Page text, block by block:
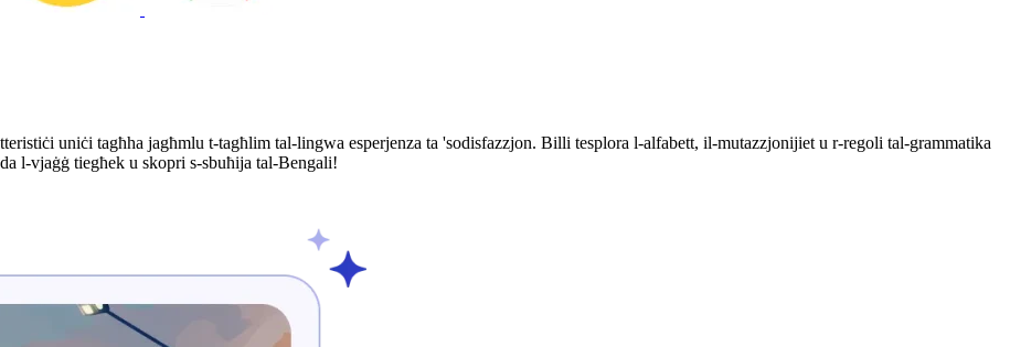
uniċi tagħha jagħmlu t-tagħlim tal-lingwa esperjenza ta 'sodisfazzjon. Billi tesplora l-alfabett, il-mutazzjonijiet u r-regoli tal-grammatika
l-vjaġġ tiegħek u skopri s-sbuħija tal-Bengali!